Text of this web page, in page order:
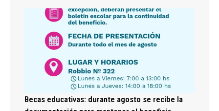
Becas educativas: durante agosto se recibe la